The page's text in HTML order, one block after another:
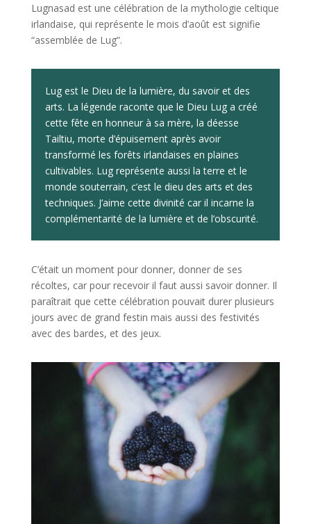
Lugnasad est une célébration de la mythologie celtique
irlandaise, qui représente le mois d’août est signifie
“assemblée de Lug”.
Lug est le Dieu de la lumière, du savoir et des
arts. La légende raconte que le Dieu Lug a créé
cette fête en honneur à sa mère, la déesse
Tailtiu, morte d’épuisement après avoir
transformé les forêts irlandaises en plaines
cultivables. Lug représente aussi la terre et le
monde souterrain, c’est le dieu des arts et des
techniques. J’aime cette divinité car il incarne la
complémentarité de la lumière et de l’obscurité.
C’était un moment pour donner, donner de ses
récoltes, car pour recevoir il faut aussi savoir donner. Il
paraîtrait que cette célébration pouvait durer plusieurs
jours avec de grand festin mais aussi des festivités
avec des bardes, et des jeux.